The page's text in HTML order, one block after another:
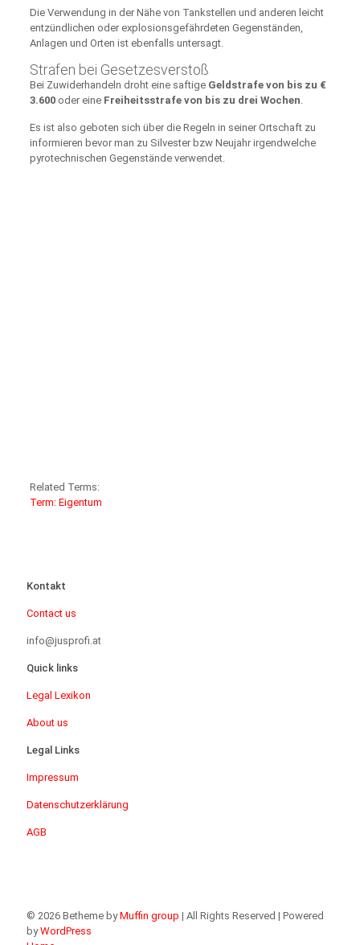
Die Verwendung in der Nähe von Tankstellen und anderen leicht
entzündlichen oder explosionsgefährdeten Gegenständen,
Anlagen und Orten ist ebenfalls untersagt.
Strafen bei Gesetzesverstoß
Bei Zuwiderhandeln droht eine saftige Geldstrafe von bis zu €
3.600oder eine Freiheitsstrafe von bis zu drei Wochen.
Es ist also geboten sich über die Regeln in seiner Ortschaft zu
informieren bevor man zu Silvester bzw Neujahr irgendwelche
pyrotechnischen Gegenstände verwendet.
Related Terms:
Term: Eigentum
Kontakt
Contact us
info@jusprofi.at
Quick links
Legal Lexikon
About us
Legal Links
Impressum
Datenschutzerklärung
AGB
© 2026 Betheme byMuffin group | All Rights Reserved | Powered
byWordPress